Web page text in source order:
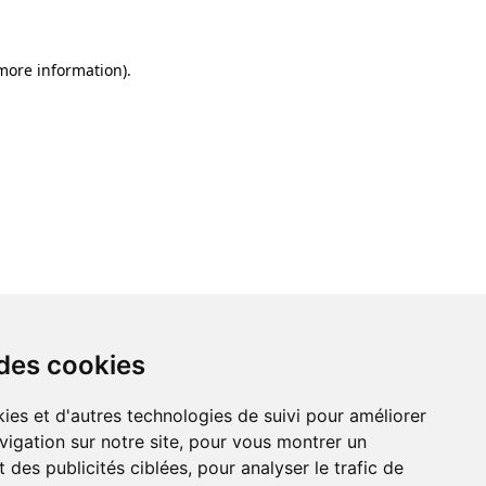
cookies
et d'autres technologies de suivi pour améliorer
sur notre site, pour vous montrer un
des publicités ciblées, pour analyser le trafic de
information).